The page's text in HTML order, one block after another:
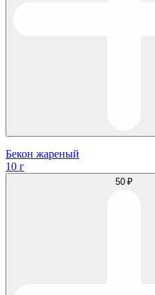
Бекон жареный
10 г
50 ₽